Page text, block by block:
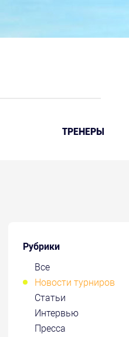
ТРЕНЕРЫ
Рубрики
Все
Новости турниров
Статьи
Интервью
Пресса